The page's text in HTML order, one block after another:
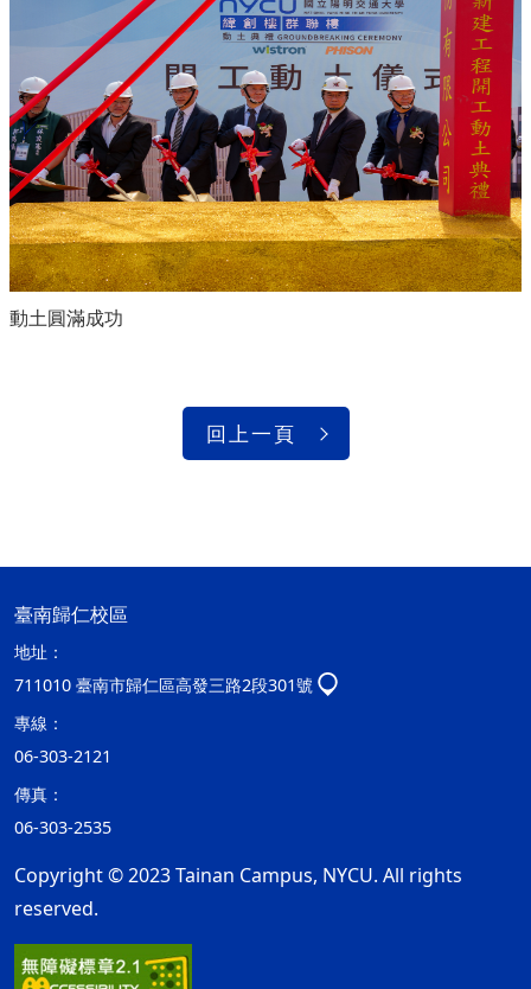
動土圓滿成功
回上一頁
臺南歸仁校區
地址：
711010 臺南市歸仁區高發三路2段301號
專線：
06-303-2121
傳真：
06-303-2535
Copyright © 2023 Tainan Campus, NYCU. All rights
reserved.